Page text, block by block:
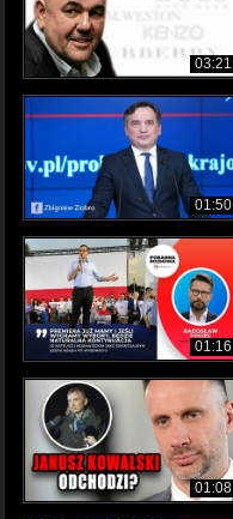
03:21
01:50
01:16
01:08